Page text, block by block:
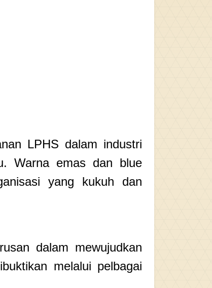
LPHS dalam industri
Warna emas dan blue
yang kukuh dan
dalam mewujudkan
melalui pelbagai